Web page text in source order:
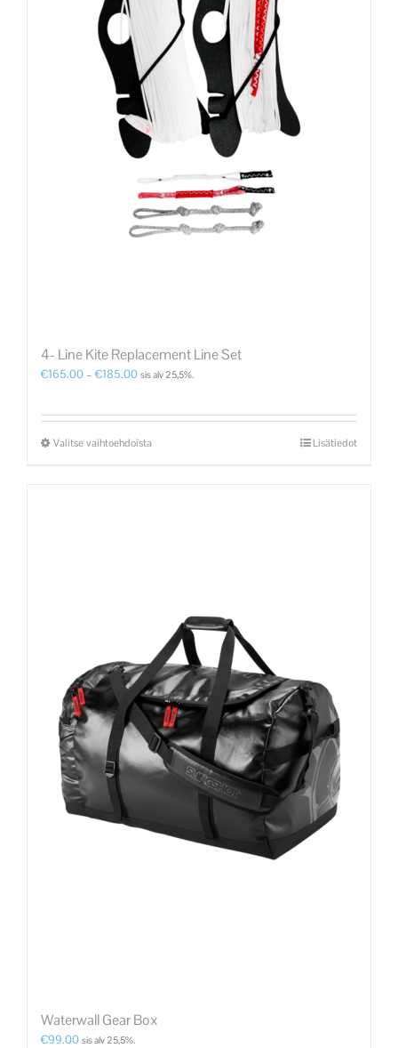
4- Line Kite Replacement Line Set
€165.00 –€185.00 sis alv 25,5%.
Valitse vaihtoehdoista Lisätiedot
Waterwall Gear Box
€99.00 sis alv 25,5%.